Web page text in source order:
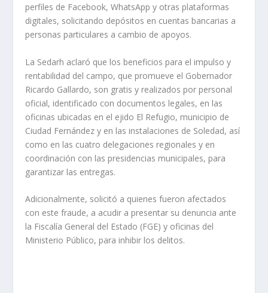
perfiles de Facebook, WhatsApp y otras plataformas
digitales, solicitando depósitos en cuentas bancarias a
personas particulares a cambio de apoyos.
La Sedarh aclaró que los beneficios para el impulso y
rentabilidad del campo, que promueve el Gobernador
Ricardo Gallardo, son gratis y realizados por personal
oficial, identificado con documentos legales, en las
oficinas ubicadas en el ejido El Refugio, municipio de
Ciudad Fernández y en las instalaciones de Soledad, así
como en las cuatro delegaciones regionales y en
coordinación con las presidencias municipales, para
garantizar las entregas.
Adicionalmente, solicitó a quienes fueron afectados
con este fraude, a acudir a presentar su denuncia ante
la Fiscalía General del Estado (FGE) y oficinas del
Ministerio Público, para inhibir los delitos.